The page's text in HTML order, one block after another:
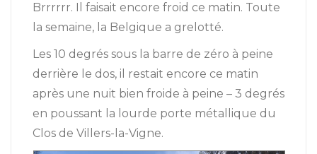
Brrrrrr. Il faisait encore froid ce matin. Toute
la semaine, la Belgique a grelotté.
Les 10 degrés sous la barre de zéro à peine
derrière le dos, il restait encore ce matin
après une nuit bien froide à peine – 3 degrés
en poussant la lourde porte métallique du
Clos de Villers-la-Vigne.